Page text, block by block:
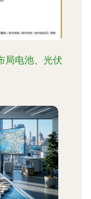
局电池、光伏